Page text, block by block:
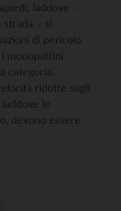
laddove –
– si
di pericolo
monopattini
categoria,
ridotte sugli
le
devono essere